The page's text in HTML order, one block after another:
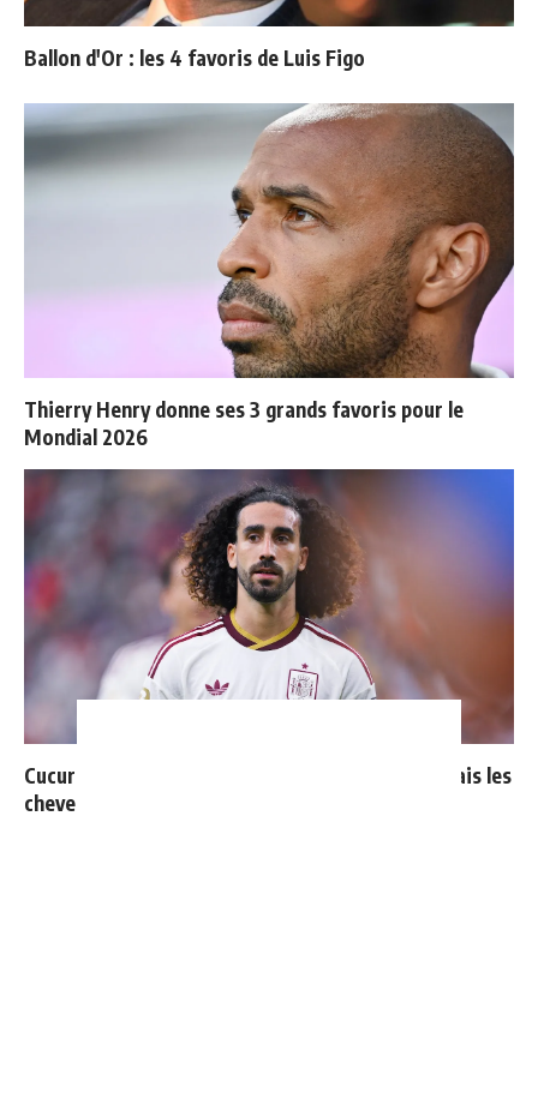
Ballon d'Or : les 4 favoris de Luis Figo
Thierry Henry donne ses 3 grands favoris pour le
Mondial 2026
Cucurella explique pourquoi il ne se coupera jamais les
cheveux